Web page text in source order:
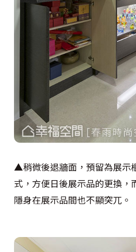
▲稍微後退牆面，預留為展示
式，方便日後展示品的更換
隱身在展示品間也不顯突兀。